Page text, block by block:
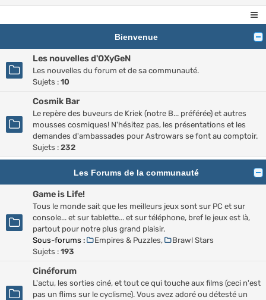
Bienvenue
Les nouvelles d'OXyGeN
Les nouvelles du forum et de sa communauté.
Sujets : 10
Cosmik Bar
Le repère des buveurs de Kriek (notre B... préférée) et autres
mousses cosmiques! N'hésitez pas, les présentations et les
demandes d'ambassades pour Astrowars se font au comptoir.
Sujets : 232
Les Forums de la communauté
Game is Life!
Tous le monde sait que les meilleurs jeux sont sur PC et sur
console... et sur tablette... et sur téléphone, bref le jeux est là,
partout pour notre plus grand plaisir.
Sous-forums :
Empires & Puzzles,
Brawl Stars
Sujets : 193
Cinéforum
L'actu, les sorties ciné, et tout ce qui touche aux films (ceci n'est
pas un flims sur le cyclisme). Vous avez adoré ou détesté un